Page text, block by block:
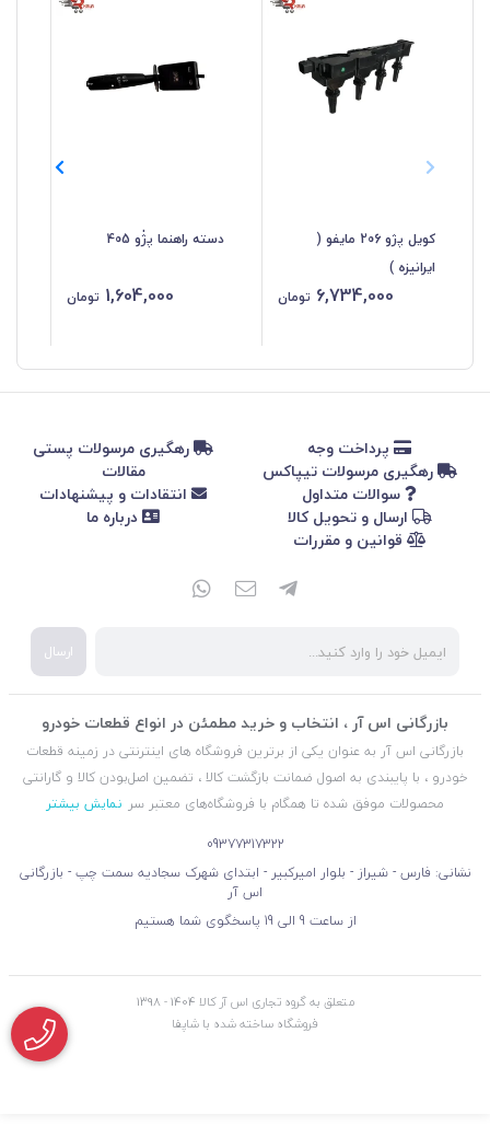
کویل پژو 206 مایفو (
ایرانیزه )
6,734,000 تومان
دسته راهنما پژٰو 405
1,604,000 تومان
پرداخت وجه
رهگیری مرسولات پستی
رهگیری مرسولات تیپاکس
مقالات
سوالات متداول
انتقادات و پیشنهادات
ارسال و تحویل کالا
درباره ما
قوانین و مقررات
ارسال
بازرگانی اس آر ، انتخاب و خرید مطمئن در انواع قطعات خودرو
بازرگانی اس آر به عنوان یکی از برترین فروشگاه های اینترنتی در زمینه قطعات
خودرو ، با پایبندی به اصول ضمانت بازگشت کالا ، تضمین اصل‌بودن کالا و گارانتی
محصولات موفق شده تا همگام با فروشگاه‌های معتبر سر نمایش بیشتر
09377317322
نشانی: فارس - شیراز - بلوار امیرکبیر - ابتدای شهرک سجادیه سمت چپ - بازرگانی
اس آر
از ساعت 9 الی 19 پاسخگوی شما هستیم
متعلق به گروه تجاری اس آر کالا 1404 - 1398
فروشگاه ساخته شده با شاپفا